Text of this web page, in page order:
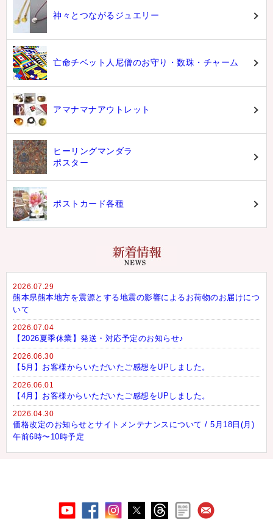
神々とつながるジュエリー
亡命チベット人尼僧のお守り・数珠・チャーム
アマナマナアウトレット
ヒーリングマンダラ
ポスター
ポストカード各種
2026.07.29
熊本県熊本地方を震源とする地震の影響によるお荷物のお届けにつ
いて
2026.07.04
【2026夏季休業】発送・対応予定のお知らせ♪
2026.06.30
【5月】お客様からいただいたご感想をUPしました。
2026.06.01
【4月】お客様からいただいたご感想をUPしました。
2026.04.30
価格改定のお知らせとサイトメンテナンスについて / 5月18日(月)
午前6時〜10時予定